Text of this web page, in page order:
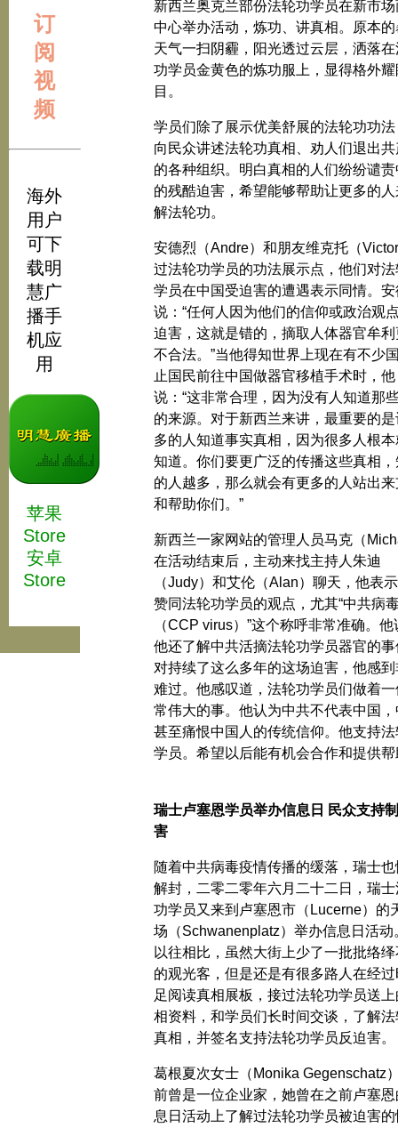
订
阅
视
频
海外
用户
可下
载明
慧广
播手
机应
用
苹果
Store
安卓
Store
新西兰奥克兰部份法轮功学员在新市场
中心举办活动，炼功、讲真相。原本的
天气一扫阴霾，阳光透过云层，洒落在
功学员金黄色的炼功服上，显得格外耀
目。
学员们除了展示优美舒展的法轮功功法
向民众讲述法轮功真相、劝人们退出共
的各种组织。明白真相的人们纷纷谴责
的残酷迫害，希望能够帮助让更多的人
解法轮功。
安德烈（Andre）和朋友维克托（
过法轮功学员的功法展示点，他们对法
学员在中国受迫害的遭遇表示同情。安
说：“任何人因为他们的信仰或政治观
迫害，这就是错的，摘取人体器官牟利
不合法。”当他得知世界上现在有不少
止国民前往中国做器官移植手术时，他
说：“这非常合理，因为没有人知道那
的来源。对于新西兰来讲，最重要的是
多的人知道事实真相，因为很多人根本
知道。你们要更广泛的传播这些真相，
的人越多，那么就会有更多的人站出来
和帮助你们。”
新西兰一家网站的管理人员马克（
在活动结束后，主动来找主持人朱迪
（Judy）和艾伦（Alan）聊天，他表
赞同法轮功学员的观点，尤其“中共病
（CCP virus）”这个称呼非常准确。他
他还了解中共活摘法轮功学员器官的事
对持续了这么多年的这场迫害，他感到
难过。他感叹道，法轮功学员们做着一
常伟大的事。他认为中共不代表中国，
甚至痛恨中国人的传统信仰。他支持法
学员。希望以后能有机会合作和提供帮
瑞士卢塞恩学员举办信息日 民众支持
害
随着中共病毒疫情传播的缓落，瑞士
解封，二零二零年六月二十二日，瑞士
功学员又来到卢塞恩市（Lucerne）的
场（Schwanenplatz）举办信息日活动
以往相比，虽然大街上少了一批批络
的观光客，但是还是有很多路人在经过
足阅读真相展板，接过法轮功学员送
相资料，和学员们长时间交谈，了解法
真相，并签名支持法轮功学员反迫害。
葛根夏次女士（Monika Gegenschatz
前曾是一位企业家，她曾在之前卢塞恩
息日活动上了解过法轮功学员被迫害的